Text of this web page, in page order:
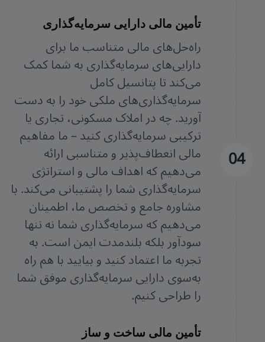
04
تأمین مالی دارایی سرمایه‌گذاری
راه‌حل‌های مالی متناسب ما برای
دارایی‌های سرمایه‌گذاری به شما کمک
می‌کند تا پتانسیل کامل
سرمایه‌گذاری‌های ملکی خود را به دست
آورید. چه در املاک مسکونی، تجاری یا
ترکیبی سرمایه‌گذاری کنید – ما مفاهیم
مالی انعطاف‌پذیر و متناسبی ارائه
می‌دهیم که اهداف مالی و استراتژی
سرمایه‌گذاری شما را پشتیبانی می‌کند. با
مشاوره جامع و تخصص ما، اطمینان
می‌دهیم که سرمایه‌گذاری شما نه تنها
سودآور بلکه بلندمدت ایمن است. به
تجربه ما اعتماد کنید و بیایید با هم راه
به‌سوی دارایی سرمایه‌گذاری موفق شما
را طراحی کنیم.
تأمین مالی ساخت و ساز